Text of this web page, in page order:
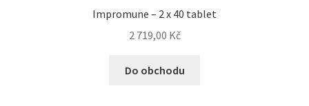
Impromune – 2 x 40 tablet
2 719,00 Kč
Do obchodu